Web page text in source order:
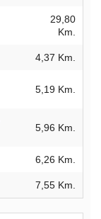
29,80
Km.
4,37 Km.
5,19 Km.
5,96 Km.
6,26 Km.
7,55 Km.